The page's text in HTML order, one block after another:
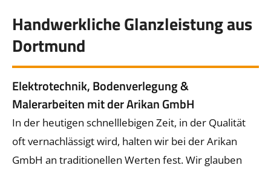
Handwerkliche Glanzleistung aus
Dortmund
Elektrotechnik, Bodenverlegung &
Malerarbeiten mit der Arikan GmbH
In der heutigen schnelllebigen Zeit, in der Qualität
oft vernachlässigt wird, halten wir bei der Arikan
GmbH an traditionellen Werten fest. Wir glauben